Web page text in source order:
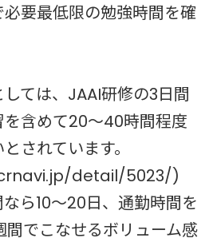
要最低限の勉強時間を確
ては、JAAI研修の3日間
を含めて20～40時間程度
されています。
detail/5023/)
ら10～20日、通勤時間を
間でこなせるボリューム感